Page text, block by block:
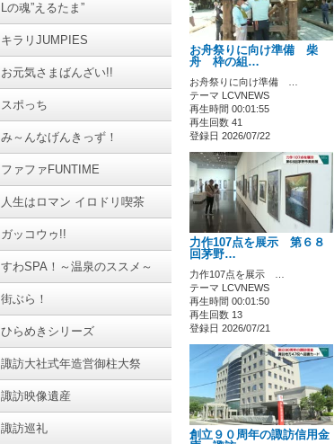
Lの魂”えるたま”
キラリJUMPIES
お元気さまばんざい!!
スポっち
み～んなげんきっず！
ファファFUNTIME
人生はロマン イロドリ喫茶
ガッコウゥ!!
すわSPA！～温泉のススメ～
街ぶら！
ひらめきシリーズ
諏訪大社式年造営御柱大祭
諏訪映像遺産
諏訪巡礼
お舟祭りに向け準備 柴
舟 枠の組…
お舟祭りに向け準備 …
テーマ LCVNEWS
再生時間 00:01:55
再生回数 41
登録日 2026/07/22
力作107点を展示 第６８
回茅野…
力作107点を展示 …
テーマ LCVNEWS
再生時間 00:01:50
再生回数 13
登録日 2026/07/21
創立９０周年の諏訪信用金